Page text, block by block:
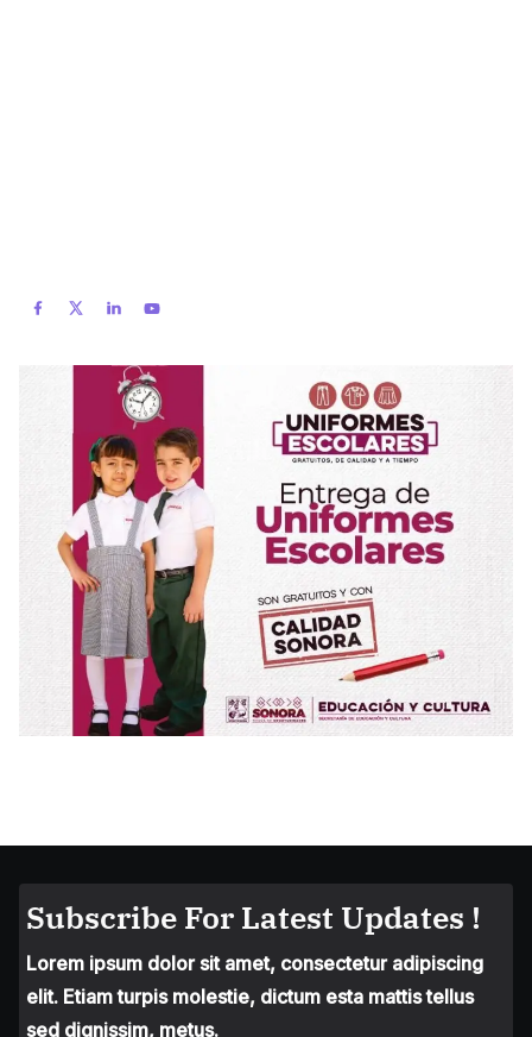
Subscribe For Latest Updates !
Lorem ipsum dolor sit amet, consectetur adipiscing
elit. Etiam turpis molestie, dictum esta mattis tellus
sed dignissim, metus.